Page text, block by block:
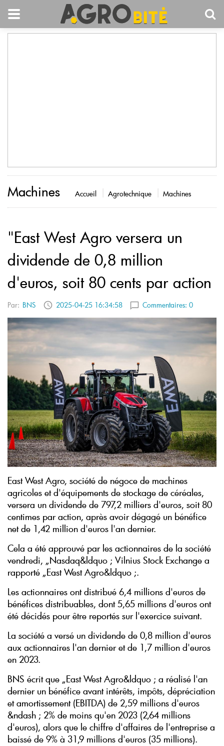
Machines Accueil Agrotechnique Machines
"East West Agro versera un
dividende de 0,8 million
d'euros, soit 80 cents par action
Par: BNS 2025-04-25 16:34:58 Commentaires: 0
East West Agro, société de négoce de machines
agricoles et d'équipements de stockage de céréales,
versera un dividende de 797,2 milliers d'euros, soit 80
centimes par action, après avoir dégagé un bénéfice
net de 1,42 million d'euros l'an dernier.
Cela a été approuvé par les actionnaires de la société
vendredi, „Nasdaq&ldquo ; Vilnius Stock Exchange a
rapporté „East West Agro&ldquo ;.
Les actionnaires ont distribué 6,4 millions d'euros de
bénéfices distribuables, dont 5,65 millions d'euros ont
été décidés pour être reportés sur l'exercice suivant.
La société a versé un dividende de 0,8 million d'euros
aux actionnaires l'an dernier et de 1,7 million d'euros
en 2023.
BNS écrit que „East West Agro&ldquo ; a réalisé l'an
dernier un bénéfice avant intérêts, impôts, dépréciation
et amortissement (EBITDA) de 2,59 millions d'euros
&ndash ; 2% de moins qu'en 2023 (2,64 millions
d'euros), alors que le chiffre d'affaires de l'entreprise a
baissé de 9% à 31,9 millions d'euros (35 millions).